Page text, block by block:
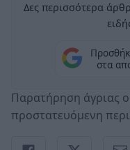
Δες περισσότερα
στα
Παρατήρηση άγριας
προστατευόμενη